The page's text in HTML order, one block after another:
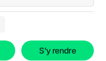
S'y rendre